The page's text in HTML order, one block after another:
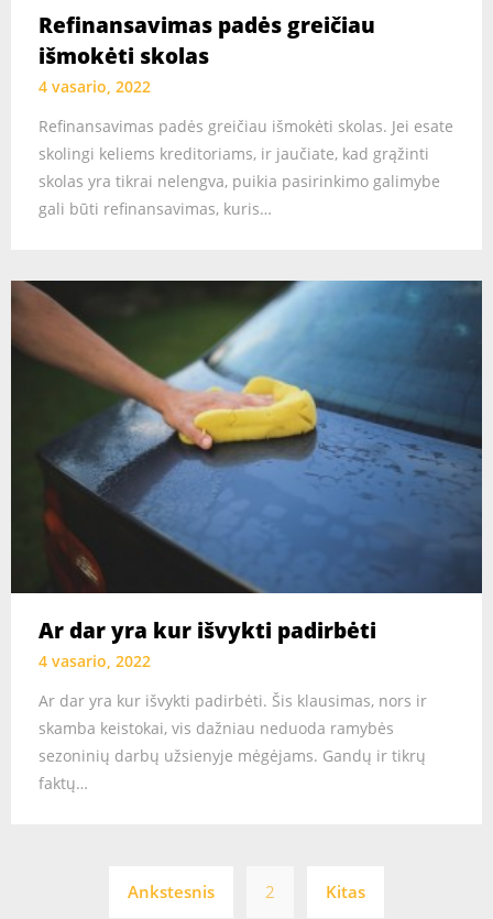
Refinansavimas padės greičiau
išmokėti skolas
4 vasario, 2022
Refinansavimas padės greičiau išmokėti skolas. Jei esate
skolingi keliems kreditoriams, ir jaučiate, kad grąžinti
skolas yra tikrai nelengva, puikia pasirinkimo galimybe
gali būti refinansavimas, kuris…
Ar dar yra kur išvykti padirbėti
4 vasario, 2022
Ar dar yra kur išvykti padirbėti. Šis klausimas, nors ir
skamba keistokai, vis dažniau neduoda ramybės
sezoninių darbų užsienyje mėgėjams. Gandų ir tikrų
faktų…
puslapiavimas
Ankstesnis 2 Kitas